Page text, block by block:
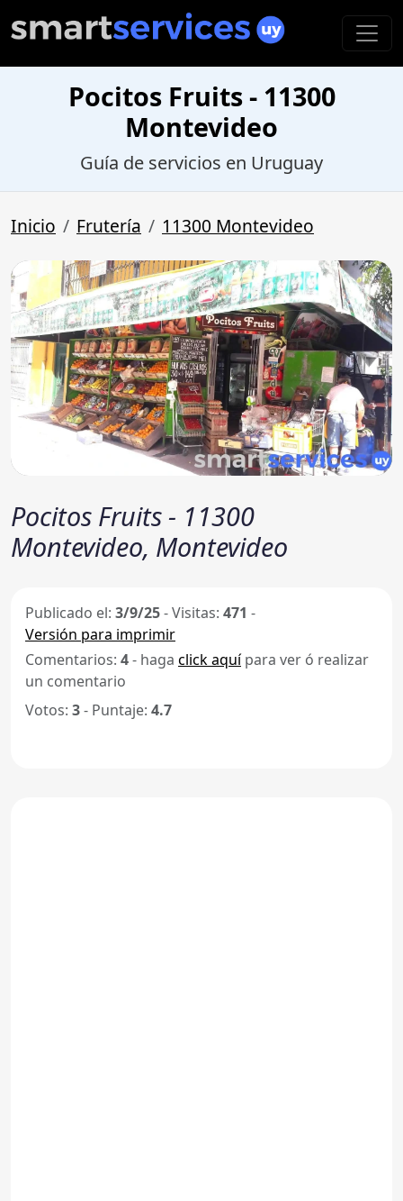
Pocitos Fruits - 11300
Montevideo
Guía de servicios en Uruguay
Inicio Frutería 11300 Montevideo
Pocitos Fruits - 11300
Montevideo, Montevideo
Publicado el: 3/9/25-Visitas: 471 -
Versión para imprimir
Comentarios: 4- haga click aquípara ver ó realizar
un comentario
Votos: 3- Puntaje: 4.7